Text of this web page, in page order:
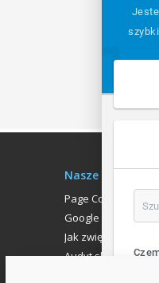
Nasze usługi
Page
Google Analitycs
Jak zwiększyć liczbę
Audyt sklepu